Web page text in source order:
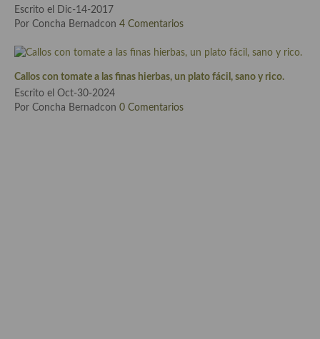
Cocina Danesa
Cocina de la Republica Checa
Cocina de Polonia
Cocina de Ucrania
Escrito el Dic-14-2017
Por Concha Bernadcon 4 Comentarios
Callos con tomate a las finas hierbas, un plato fácil, sano y rico.
Escrito el Oct-30-2024
Por Concha Bernadcon 0 Comentarios